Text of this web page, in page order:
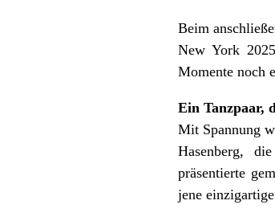
Beim
New York
Momente noch
Ein Tanzpaar,
Mit Spannung
Hasenberg,
präsentierte
jene